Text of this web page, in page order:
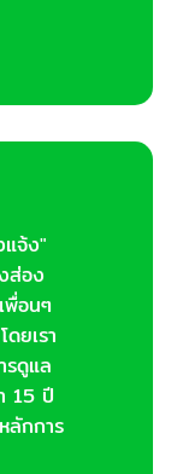
แจ้ง"
ส่อง
พื่อนๆ
ยเรา
รดูแล
15 ปี
ลักการ